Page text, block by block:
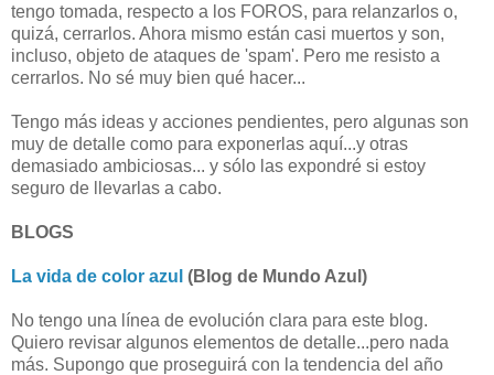
tengo tomada, respecto a los FOROS, para relanzarlos o,
quizá, cerrarlos. Ahora mismo están casi muertos y son,
incluso, objeto de ataques de 'spam'. Pero me resisto a
cerrarlos. No sé muy bien qué hacer...
Tengo más ideas y acciones pendientes, pero algunas son
muy de detalle como para exponerlas aquí...y otras
demasiado ambiciosas... y sólo las expondré si estoy
seguro de llevarlas a cabo.
BLOGS
La vida de color azul (Blog de Mundo Azul)
No tengo una línea de evolución clara para este blog.
Quiero revisar algunos elementos de detalle...pero nada
más. Supongo que proseguirá con la tendencia del año